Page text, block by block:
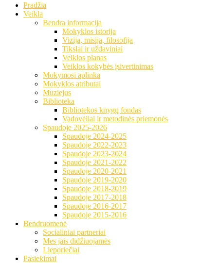
Pradžia
Veikla
Bendra informacija
Mokyklos istorija
Vizija, misija, filosofija
Tikslai ir uždaviniai
Veiklos planas
Veiklos kokybės įsivertinimas
Mokymosi aplinka
Mokyklos atributai
Muziejus
Biblioteka
Bibliotekos knygų fondas
Vadovėliai ir metodinės priemonės
Spaudoje 2025-2026
Spaudoje 2024-2025
Spaudoje 2022-2023
Spaudoje 2023-2024
Spaudoje 2021-2022
Spaudoje 2020-2021
Spaudoje 2019-2020
Spaudoje 2018-2019
Spaudoje 2017-2018
Spaudoje 2016-2017
Spaudoje 2015-2016
Bendruomenė
Socialiniai partneriai
Mes jais didžiuojamės
Lieporiečiai
Pasiekimai